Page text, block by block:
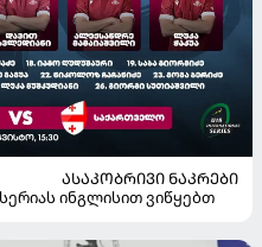
ᲐᲡᲐᲙᲝᲑᲠᲘᲕᲘ ᲜᲐᲙᲠᲔᲑᲘ
ინგლისით ვიწყებთ